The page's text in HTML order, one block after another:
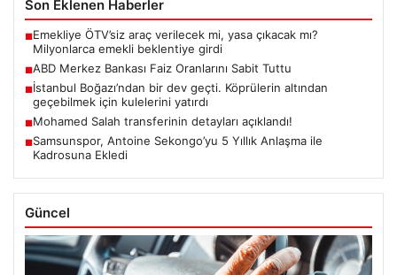
Son Eklenen Haberler
■Emekliye ÖTV’siz araç verilecek mi, yasa çıkacak mı?
Milyonlarca emekli beklentiye girdi
■ABD Merkez Bankası Faiz Oranlarını Sabit Tuttu
■İstanbul Boğazı’ndan bir dev geçti. Köprülerin altından
geçebilmek için kulelerini yatırdı
■Mohamed Salah transferinin detayları açıklandı!
■Samsunspor, Antoine Sekongo’yu 5 Yıllık Anlaşma ile
Kadrosuna Ekledi
Güncel